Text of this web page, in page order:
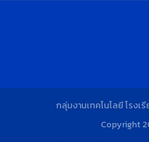
กลุ่มงานเทคโนโลยี โรงเ
Copyright